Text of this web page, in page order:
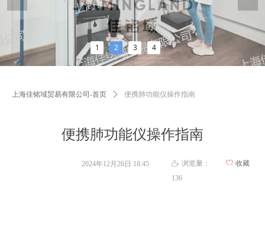
1 2 3 4
便携肺功能仪操作指南
上海佳铭域贸易有限公司-首页 ꄲ 便携肺功能仪操作指南
2024年12月26日 18:45 ꄘ 浏览量：
136
ꄀ 收藏